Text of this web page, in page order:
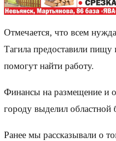
Отмечается, что всем
Тагила предоставили
помогут найти работу.
Финансы на размещение и
городу выделил областной
Ранее мы рассказывали о